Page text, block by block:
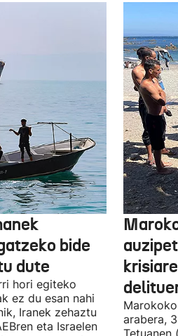
bide
dute
hori egiteko
ez du esan nahi
Iranek zehaztu
eta Israelen
arabera,
Tetuanen